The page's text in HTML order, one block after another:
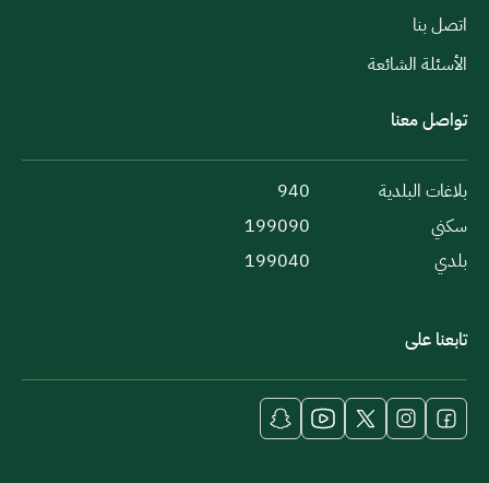
اتصل بنا
الأسئلة الشائعة
تواصل معنا
بلاغات البلدية
940
سكني
199090
بلدي
199040
تابعنا على